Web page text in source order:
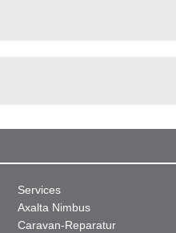
Services
Axalta Nimbus
Caravan-Reparatur